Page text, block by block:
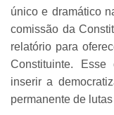
único e dramático
comissão da
relatório para
Constituinte.
inserir a
permanente de lutas